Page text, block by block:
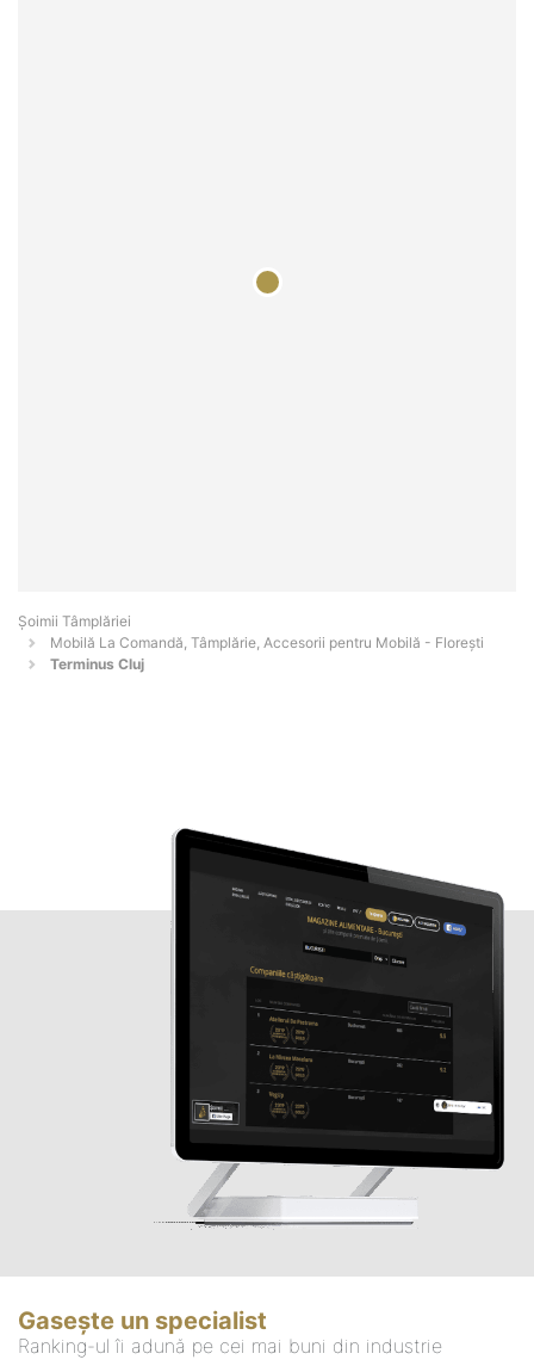
Șoimii Tâmplăriei
Mobilă La Comandă, Tâmplărie, Accesorii pentru Mobilă - Floreşti
Terminus Cluj
Gasește un specialist
Ranking-ul îi adună pe cei mai buni din industrie